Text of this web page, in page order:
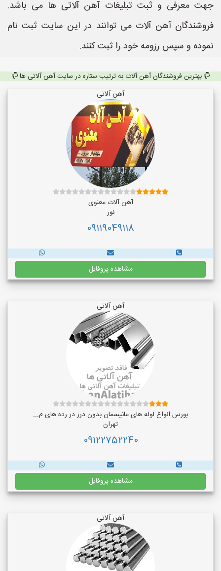
جهت معرفی و ثبت تبلیغات آهن آلاتی ها می باشد.
فروشندگان آهن آلات می توانند در این سایت ثبت نام
نموده و سپس رزومه خود را ثبت کنند.
بهترین فروشندگان آهن آلات به ترتیب ستاره در سایت آهن آلاتی ها
آهن آلاتی
آهن آلات معنوی
نور
09119049118
مشاهده پروفایل
آهن آلاتی
بورس انواع لوله های مانیسمان بدون درز در رده های م...
تهران
09122752240
مشاهده پروفایل
آهن آلاتی